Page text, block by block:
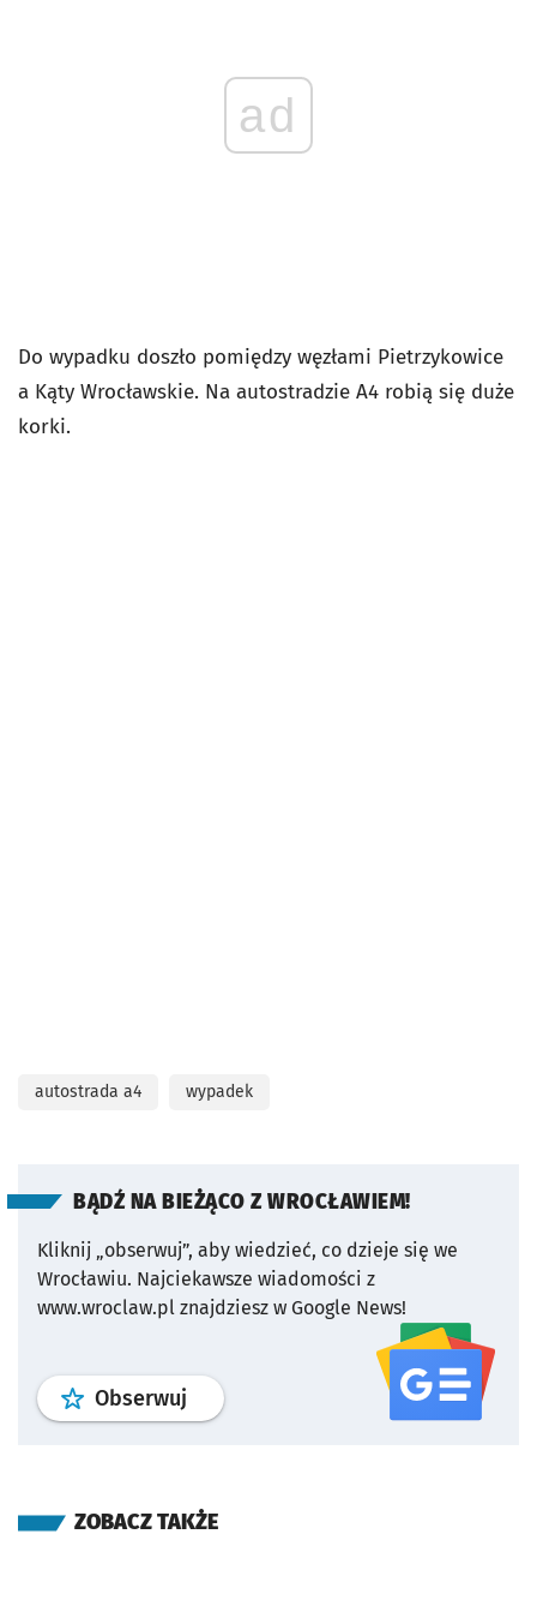
ad
Do wypadku doszło pomiędzy węzłami Pietrzykowice
a Kąty Wrocławskie. Na autostradzie A4 robią się duże
korki.
autostrada a4 wypadek
BĄDŹ NA BIEŻĄCO Z WROCŁAWIEM!
Kliknij „obserwuj”, aby wiedzieć, co dzieje się we
Wrocławiu. Najciekawsze wiadomości z
www.wroclaw.pl znajdziesz w Google News!
Obserwuj profil serwisu
ZOBACZ TAKŻE